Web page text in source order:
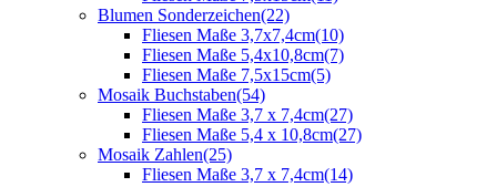
Blumen Sonderzeichen(22)
Fliesen Maße 3,7x7,4cm(10)
Fliesen Maße 5,4x10,8cm(7)
Fliesen Maße 7,5x15cm(5)
Mosaik Buchstaben(54)
Fliesen Maße 3,7 x 7,4cm(27)
Fliesen Maße 5,4 x 10,8cm(27)
Mosaik Zahlen(25)
Fliesen Maße 3,7 x 7,4cm(14)